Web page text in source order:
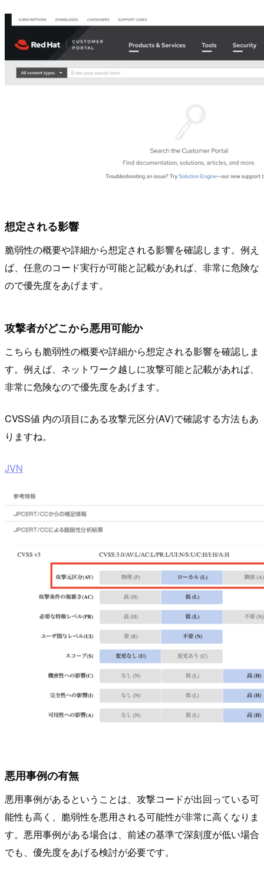
想定される影響
脆弱性の概要や詳細から想定される影響を確認します。例え
ば、任意のコード実行が可能と記載があれば、非常に危険な
ので優先度をあげます。
攻撃者がどこから悪用可能か
こちらも脆弱性の概要や詳細から想定される影響を確認しま
す。例えば、ネットワーク越しに攻撃可能と記載があれば、
非常に危険なので優先度をあげます。
CVSS値 内の項目にある攻撃元区分(AV)で確認する方法もあ
りますね。
JVN
悪用事例の有無
悪用事例があるということは、攻撃コードが出回っている可
能性も高く、脆弱性を悪用される可能性が非常に高くなりま
す。悪用事例がある場合は、前述の基準で深刻度が低い場合
でも、優先度をあげる検討が必要です。